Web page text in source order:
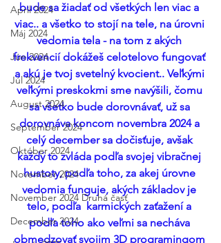
April 2024
Máj 2024
Jún 2024
Júl 2024
August 2024
September 2024
Október 2024
November 2024
November 2024 Druhá časť
December 2024
bude sa žiadať od všetkých len viac a
viac.. a všetko to stojí na tele, na úrovni
vedomia tela - na tom z akých
frekvencií dokážeš celotelovo fungovať
a akú je tvoj svetelný kvocient.. Veľkými
veľkými preskokmi sme navýšili, čomu
sa všetko bude dorovnávať, už sa
dorovnáva koncom novembra 2024 a
celý december sa dočisťuje, avšak
každý to zvláda podľa svojej vibračnej
hustoty, podľa toho, za akej úrovne
vedomia funguje, akých základov je
telo, podľa  karmických zaťažení a
podľa toho ako veľmi sa necháva
obmedzovať svojim 3D programingom